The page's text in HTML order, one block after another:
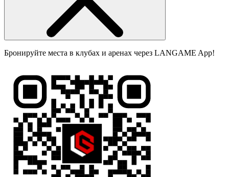
Бронируйте места в клубах и аренах через LANGAME App!